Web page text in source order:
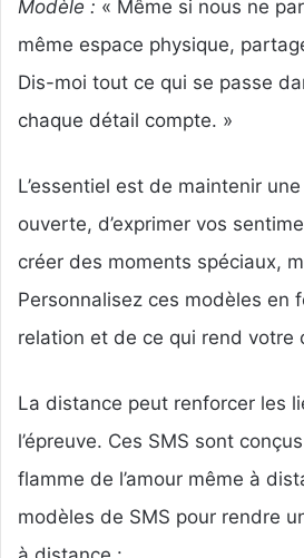
Modèle : « Même si nous ne
même espace physique,
Dis-moi tout ce qui se passe
chaque détail compte. »
L’essentiel est de maintenir
ouverte, d’exprimer vos
créer des moments spéciaux,
Personnalisez ces modèles en
relation et de ce qui rend votre
La distance peut renforcer les
l’épreuve. Ces SMS sont
flamme de l’amour même à
modèles de SMS pour rendre